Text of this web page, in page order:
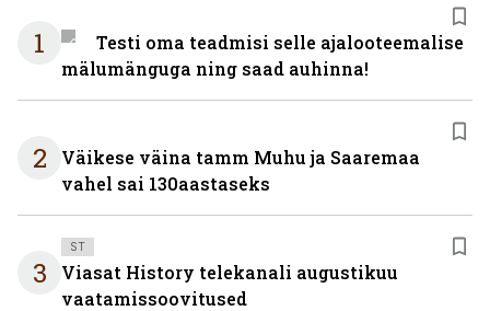
1
Testi oma teadmisi selle ajalooteemalise
mälumänguga ning saad auhinna!
2
Väikese väina tamm Muhu ja Saaremaa
vahel sai 130aastaseks
3
ST
Viasat History telekanali augustikuu
vaatamissoovitused